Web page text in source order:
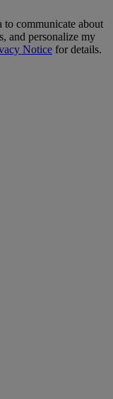
to communicate about
and personalize my
Notice for details.